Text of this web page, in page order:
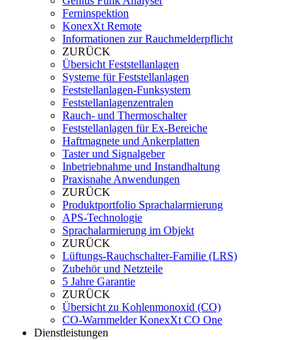
Ferninspektion
KonexXt Remote
Informationen zur Rauchmelderpflicht
ZURÜCK
Übersicht Feststellanlagen
Systeme für Feststellanlagen
Feststellanlagen-Funksystem
Feststellanlagenzentralen
Rauch- und Thermoschalter
Feststellanlagen für Ex-Bereiche
Haftmagnete und Ankerplatten
Taster und Signalgeber
Inbetriebnahme und Instandhaltung
Praxisnahe Anwendungen
ZURÜCK
Produktportfolio Sprachalarmierung
APS-Technologie
Sprachalarmierung im Objekt
ZURÜCK
Lüftungs-Rauchschalter-Familie (LRS)
Zubehör und Netzteile
5 Jahre Garantie
ZURÜCK
Übersicht zu Kohlenmonoxid (CO)
CO-Warnmelder KonexXt CO One
Dienstleistungen